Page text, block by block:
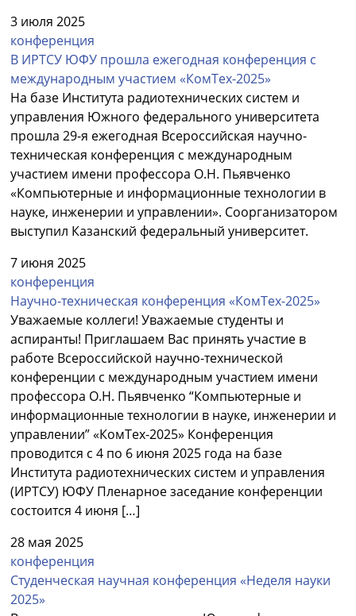
3 июля 2025
конференция
В ИРТСУ ЮФУ прошла ежегодная конференция с
международным участием «КомТех-2025»
На базе Института радиотехнических систем и
управления Южного федерального университета
прошла 29-я ежегодная Всероссийская научно-
техническая конференция с международным
участием имени профессора О.Н. Пьявченко
«Компьютерные и информационные технологии в
науке, инженерии и управлении». Соорганизатором
выступил Казанский федеральный университет.
7 июня 2025
конференция
Научно-техническая конференция «КомТех-2025»
Уважаемые коллеги! Уважаемые студенты и
аспиранты! Приглашаем Вас принять участие в
работе Всероссийской научно-технической
конференции с международным участием имени
профессора О.Н. Пьявченко “Компьютерные и
информационные технологии в науке, инженерии и
управлении” «КомТех-2025» Конференция
проводится с 4 по 6 июня 2025 года на базе
Института радиотехнических систем и управления
(ИРТСУ) ЮФУ Пленарное заседание конференции
состоится 4 июня […]
28 мая 2025
конференция
Студенческая научная конференция «Неделя науки
2025»